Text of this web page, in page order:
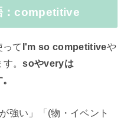
：competitive
って I'm so competitiveや
す。soやveryは
強い」「(物・イベント